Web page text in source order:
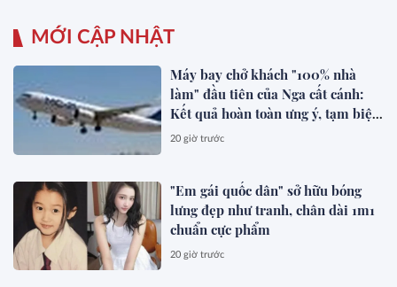
MỚI CẬP NHẬT
Máy bay chở khách "100% nhà
làm" đầu tiên của Nga cất cánh:
Kết quả hoàn toàn ưng ý, tạm biệt
Boeing, Airbus?
20 giờ trước
"Em gái quốc dân" sở hữu bóng
lưng đẹp như tranh, chân dài 1m1
chuẩn cực phẩm
20 giờ trước